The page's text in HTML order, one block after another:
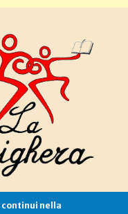
copyleft |cookies
nella